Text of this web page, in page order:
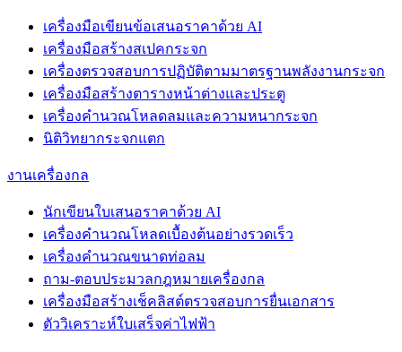
เครื่องมือเขียนข้อเสนอราคาด้วย AI
เครื่องมือสร้างสเปคกระจก
เครื่องตรวจสอบการปฏิบัติตามมาตรฐานพลังงานกระจก
เครื่องมือสร้างตารางหน้าต่างและประตู
เครื่องคำนวณโหลดลมและความหนากระจก
นิติวิทยากระจกแตก
งานเครื่องกล
นักเขียนใบเสนอราคาด้วย AI
เครื่องคำนวณโหลดเบื้องต้นอย่างรวดเร็ว
เครื่องคำนวณขนาดท่อลม
ถาม-ตอบประมวลกฎหมายเครื่องกล
เครื่องมือสร้างเช็คลิสต์ตรวจสอบการยื่นเอกสาร
ตัววิเคราะห์ใบเสร็จค่าไฟฟ้า